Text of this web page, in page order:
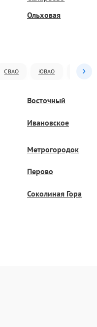
Ольховая
СВАО ЮВАО ЮАО
Восточный
Ивановское
Метрогородок
Перово
Соколиная Гора